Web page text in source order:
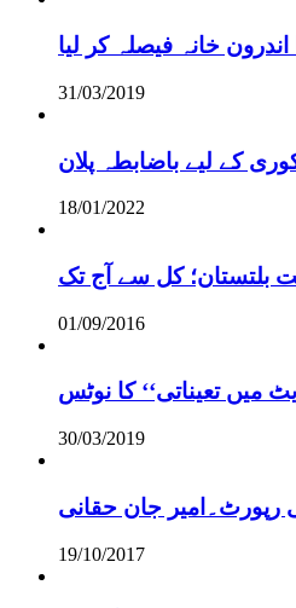
خانہ فیصلہ کر لیا
31/03/2019
18/01/2022
بلتستان؛ کل سے آج تک
01/09/2016
تعیناتی‘‘ کا نوٹس
30/03/2019
رپورٹ۔امیر جان حقانی
19/10/2017